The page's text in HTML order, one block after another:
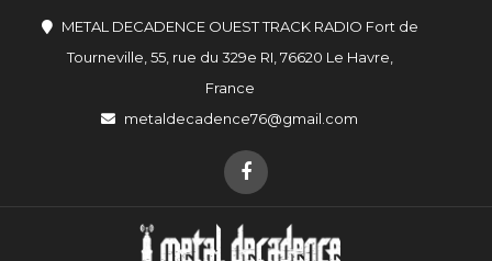
METAL DECADENCE OUEST TRACK RADIO Fort de
Tourneville, 55, rue du 329e RI, 76620 Le Havre,
France
metaldecadence76@gmail.com